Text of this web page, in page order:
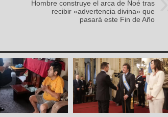
Hombre construye el arca de Noé tras
recibir «advertencia divina» que
pasará este Fin de Año